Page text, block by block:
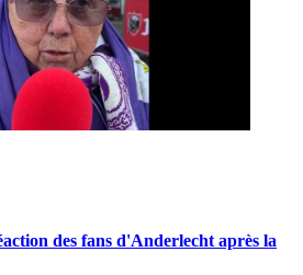
des fans d'Anderlecht après la